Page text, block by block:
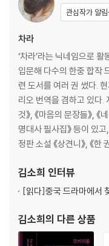
오렌지 데이즈
괴물
초속 5센티미터
백설공주 살인사건
세상의 중심에서 사랑을 외치
스트로베리 나이트
사랑이 뭘까
국보
이니시에이션 러브
어느 가족
허니와 클로버
1리터의 눈물
[3장 중급 코스] 깊이 있는
플랜 75
러브레터
관심작가 알림
차라
‘차라’라는 닉네임으로
입문해 다수의 한중 합작
련 도서를 여러 권 썼다.
리오 번역을 겸하고 있다.
것》, 《마음의 문장들》,
명대사 필사집》 등이 있
정판 소설 《상견니》, 《한
김소희 인터뷰
[읽다]중국 드라마에서
김소희의 다른 상품